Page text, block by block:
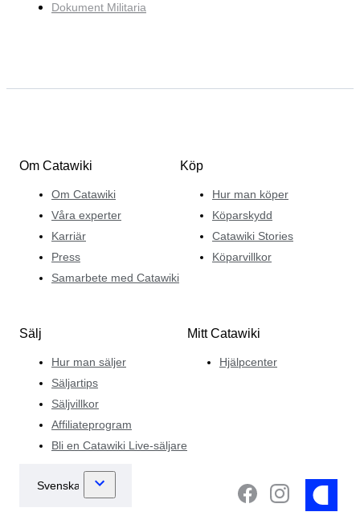
Dokument Militaria
Om Catawiki
Om Catawiki
Våra experter
Karriär
Press
Samarbete med Catawiki
Köp
Hur man köper
Köparskydd
Catawiki Stories
Köparvillkor
Sälj
Hur man säljer
Säljartips
Säljvillkor
Affiliateprogram
Bli en Catawiki Live-säljare
Mitt Catawiki
Hjälpcenter